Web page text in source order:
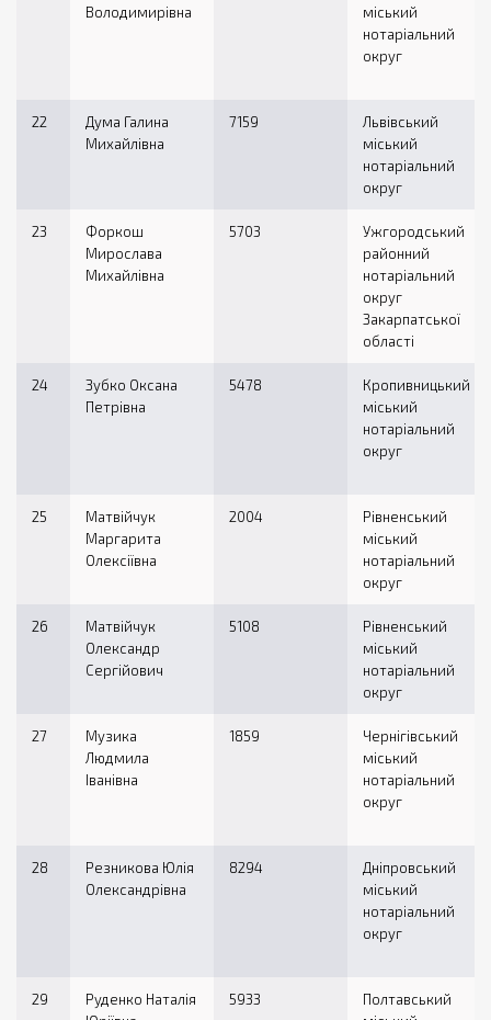
Володимирівна
міський
нотаріальний
округ
22
Дума Галина
Михайлівна
7159
Львівський
міський
нотаріальний
округ
23
Форкош
Мирослава
Михайлівна
5703
Ужгородський
районний
нотаріальний
округ
Закарпатської
області
24
Зубко Оксана
Петрівна
5478
Кропивницький
міський
нотаріальний
округ
25
Матвійчук
Маргарита
Олексіївна
2004
Рівненський
міський
нотаріальний
округ
26
Матвійчук
Олександр
Сергійович
5108
Рівненський
міський
нотаріальний
округ
27
Музика
Людмила
Іванівна
1859
Чернігівський
міський
нотаріальний
округ
28
Резникова Юлія
Олександрівна
8294
Дніпровський
міський
нотаріальний
округ
29
Руденко Наталія
5933
Полтавський